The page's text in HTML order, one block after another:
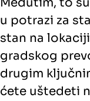
u potrazi za
stan na
gradskog
drugim
ćete uštedeti